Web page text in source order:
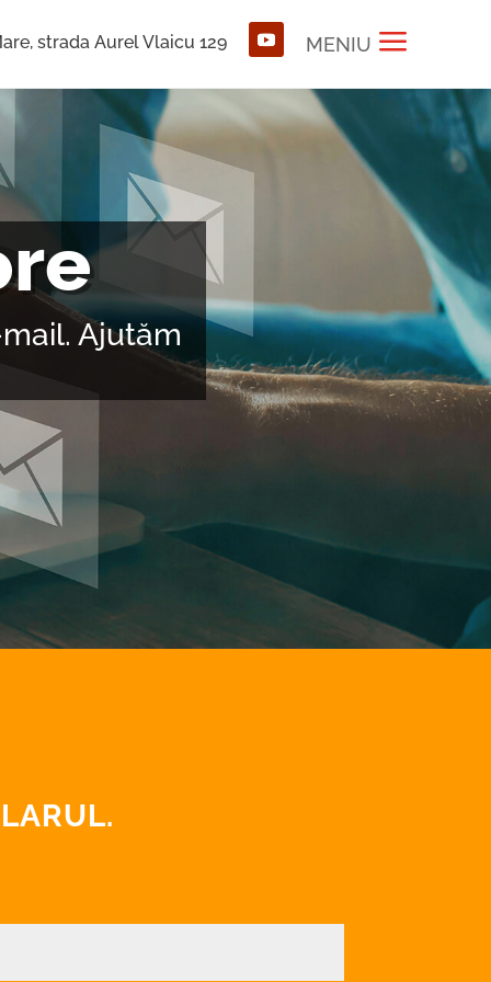
strada Aurel Vlaicu 129 MENIU a
Ajutăm